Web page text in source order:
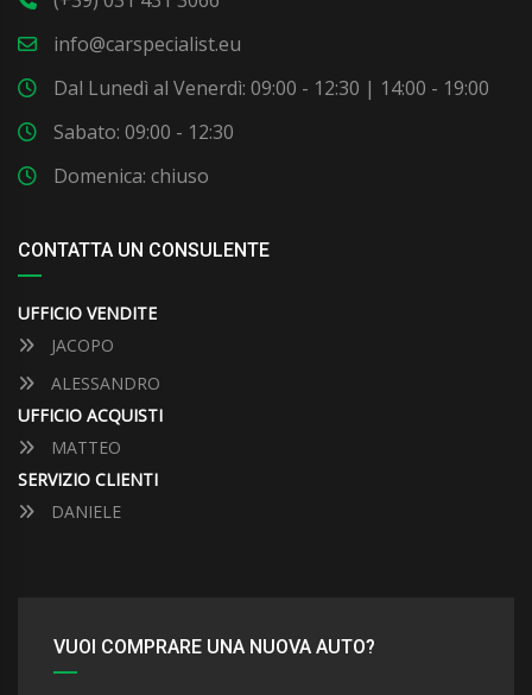
info@carspecialist.eu
Dal Lunedì al Venerdì: 09:00 - 12:30 | 14:00 - 19:00
Sabato: 09:00 - 12:30
Domenica: chiuso
CONTATTA UN CONSULENTE
UFFICIO VENDITE
JACOPO
ALESSANDRO
UFFICIO ACQUISTI
MATTEO
SERVIZIO CLIENTI
DANIELE
VUOI COMPRARE UNA NUOVA AUTO?